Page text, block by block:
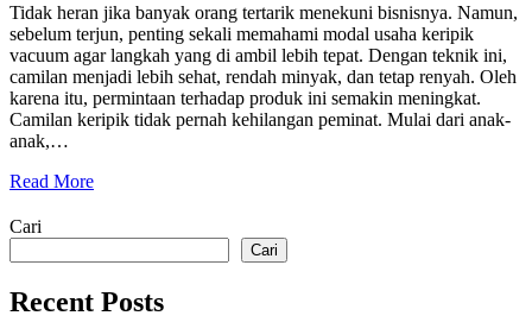
Tidak heran jika banyak orang tertarik menekuni bisnisnya. Namun,
sebelum terjun, penting sekali memahami modal usaha keripik
vacuum agar langkah yang di ambil lebih tepat. Dengan teknik ini,
camilan menjadi lebih sehat, rendah minyak, dan tetap renyah. Oleh
karena itu, permintaan terhadap produk ini semakin meningkat.
Camilan keripik tidak pernah kehilangan peminat. Mulai dari anak-
anak,…
Read More
Cari
Cari
Recent Posts